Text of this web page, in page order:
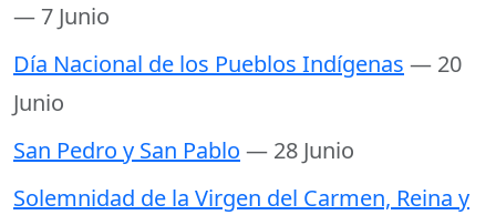
— 7 Junio
Día Nacional de los Pueblos Indígenas — 20
Junio
San Pedro y San Pablo — 28 Junio
Solemnidad de la Virgen del Carmen, Reina y